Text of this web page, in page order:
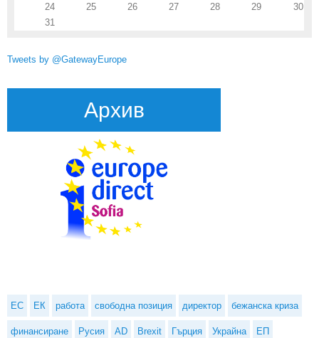
24
25 26 27 28 29
30
31
Tweets by @GatewayEurope
Архив
ЕС ЕК работа свободна позиция директор бежанска криза
финансиране Русия AD Brexit Гърция Украйна ЕП